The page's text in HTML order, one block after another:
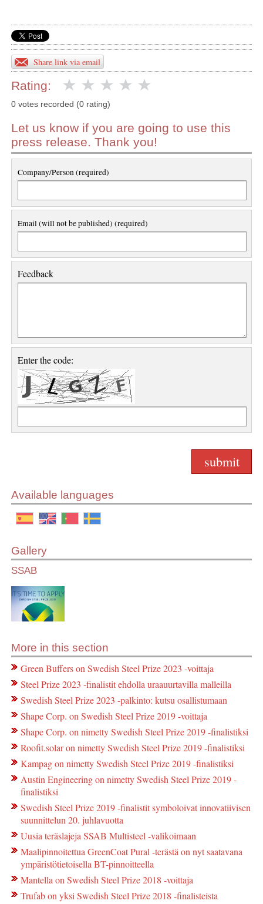
Share link via email
Rating:
0 votes recorded (0 rating)
Let us know if you are going to use this
press release. Thank you!
Company/Person (required)
Email (will not be published) (required)
Feedback
Enter the code:
Available languages
Gallery
SSAB
More in this section
Green Buffers on Swedish Steel Prize 2023 -voittaja
Steel Prize 2023 -finalistit ehdolla uraauurtavilla malleilla
Swedish Steel Prize 2023 -palkinto: kutsu osallistumaan
Shape Corp. on Swedish Steel Prize 2019 -voittaja
Shape Corp. on nimetty Swedish Steel Prize 2019 -finalistiksi
Roofit.solar on nimetty Swedish Steel Prize 2019 -finalistiksi
Kampag on nimetty Swedish Steel Prize 2019 -finalistiksi
Austin Engineering on nimetty Swedish Steel Prize 2019 -
finalistiksi
Swedish Steel Prize 2019 -finalistit symboloivat innovatiivisen
suunnittelun 20. juhlavuotta
Uusia teräslajeja SSAB Multisteel -valikoimaan
Maalipinnoitettua GreenCoat Pural -terästä on nyt saatavana
ympäristötietoisella BT-pinnoitteella
Mantella on Swedish Steel Prize 2018 -voittaja
Trufab on yksi Swedish Steel Prize 2018 -finalisteista